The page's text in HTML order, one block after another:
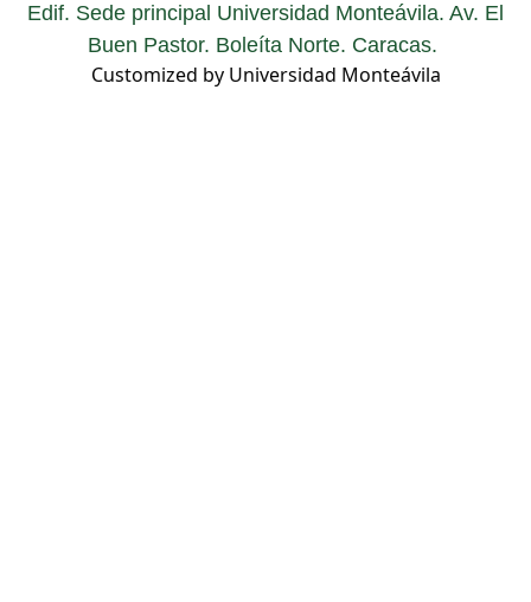
Edif. Sede principal Universidad Monteávila. Av. El
Buen Pastor. Boleíta Norte. Caracas.
Customized by Universidad Monteávila